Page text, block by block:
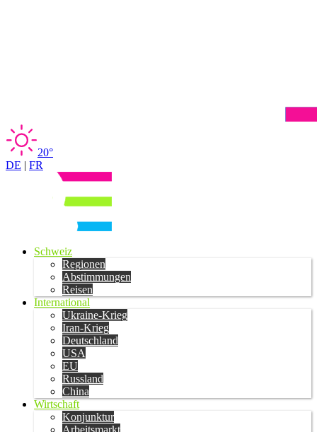
20°
DE | FR
Schweiz
Regionen
Abstimmungen
Reisen
International
Ukraine-Krieg
Iran-Krieg
Deutschland
USA
EU
Russland
China
Wirtschaft
Konjunktur
Arbeitsmarkt